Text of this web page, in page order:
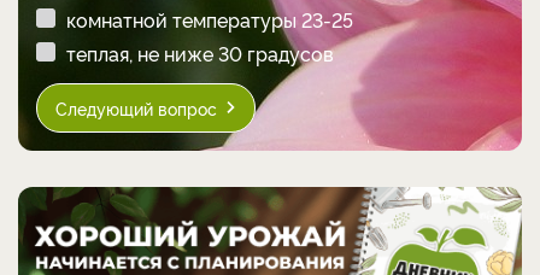
комнатной температуры 23-25
теплая, не ниже 30 градусов
Следующий вопрос